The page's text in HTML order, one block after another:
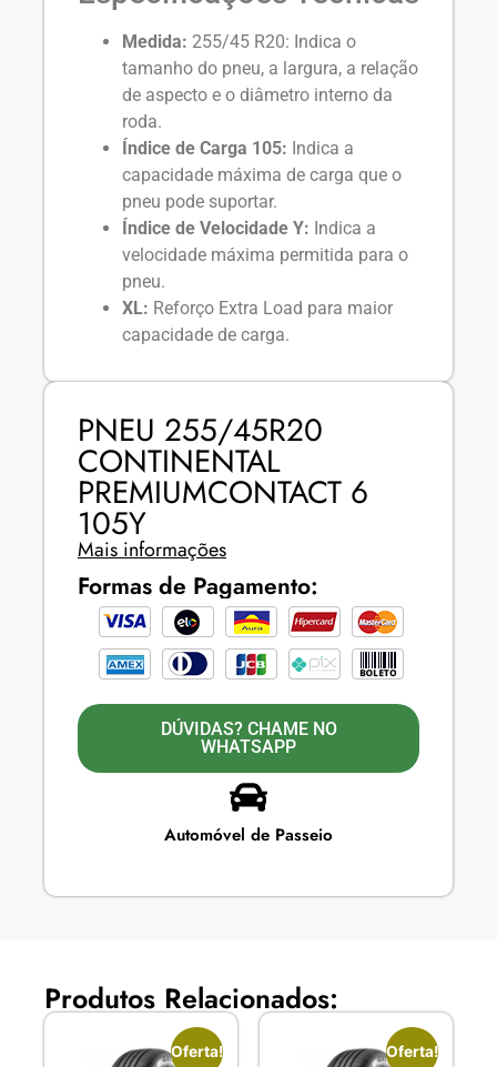
Medida: 255/45 R20: Indica o
tamanho do pneu, a largura, a relação
de aspecto e o diâmetro interno da
roda.
Índice de Carga 105: Indica a
capacidade máxima de carga que o
pneu pode suportar.
Índice de Velocidade Y: Indica a
velocidade máxima permitida para o
pneu.
XL: Reforço Extra Load para maior
capacidade de carga.
PNEU 255/45R20
CONTINENTAL
PREMIUMCONTACT 6
105Y
Mais informações
Formas de Pagamento:
DÚVIDAS? CHAME NO
WHATSAPP
Automóvel de Passeio
Produtos Relacionados:
Oferta! Oferta!